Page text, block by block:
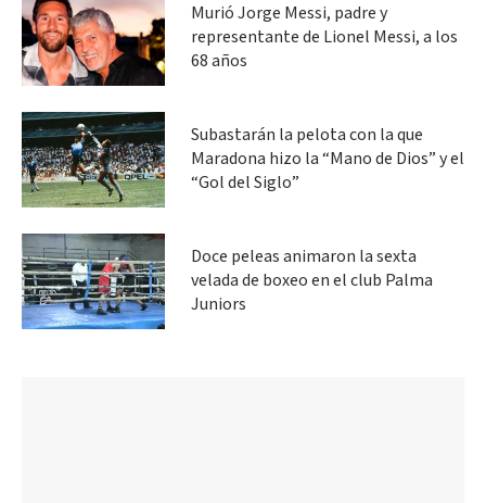
Murió Jorge Messi, padre y
representante de Lionel Messi, a los
68 años
Subastarán la pelota con la que
Maradona hizo la “Mano de Dios” y el
“Gol del Siglo”
Doce peleas animaron la sexta
velada de boxeo en el club Palma
Juniors